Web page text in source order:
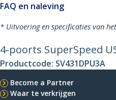
FAQ en naleving
* Uitvoering en specificaties van
4-poorts SuperSpeed
Productcode: SV431DPU3A
Become a Partner
Waar te verkrijgen